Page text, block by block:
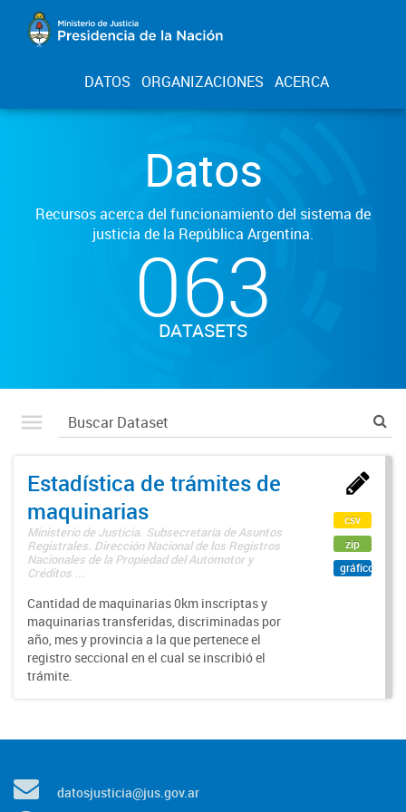
DATOS ORGANIZACIONES ACERCA
Datos
Recursos acerca del funcionamiento del sistema de
justicia de la República Argentina.
063
DATASETS
Estadística de trámites de
maquinarias
Ministerio de Justicia. Subsecretaría de Asuntos
Registrales. Dirección Nacional de los Registros
Nacionales de la Propiedad del Automotor y
Créditos ...
Cantidad de maquinarias 0km inscriptas y
maquinarias transferidas, discriminadas por
año, mes y provincia a la que pertenece el
registro seccional en el cual se inscribió el
trámite.
csv
zip
gráfico
datosjusticia@jus.gov.ar